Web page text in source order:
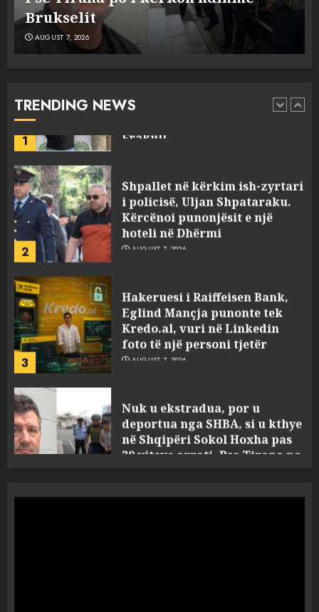
në aksident tre anëtarët e familjes!
AUGUST 7, 2026
TRENDING NEWS
1
Policia konfirmon
Frakull
2
Kërcënoi punonjësit e një
hoteli në Dhërmi
AUGUST 7, 2026
3
Kredo.al, vuri në Linkedin
foto të një personi tjetër
AUGUST 7, 2026
4
në Shqipëri Sokol Hoxha pas
30 viteve arrati. Pse Tirana po
i kërkon ndihmë Brukselit
AUGUST 7, 2026